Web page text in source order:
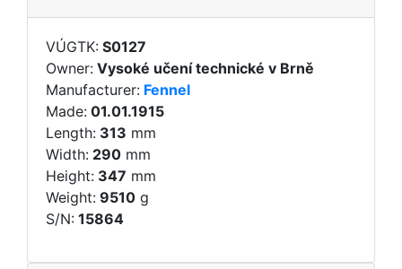
VÚGTK: S0127
Owner: Vysoké učení technické v Brně
Manufacturer: Fennel
Made: 01.01.1915
Length: 313 mm
Width: 290 mm
Height: 347 mm
Weight: 9510 g
S/N: 15864